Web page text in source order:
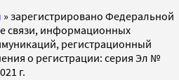
» зарегистрировано Федеральной
связи, информационных
регистрационный
о регистрации: серия Эл №
г.